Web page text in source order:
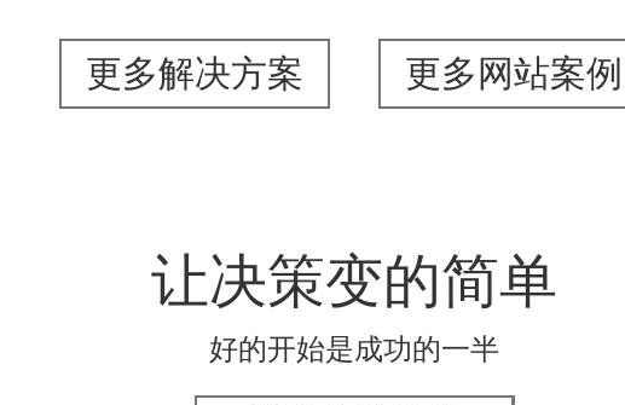
更多解决方案 更多网站案例
让决策变的简单
好的开始是成功的一半